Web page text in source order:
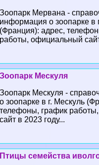
Зоопарк Мервана -
информация о зоопарке в
(Франция): адрес,
работы, официальный
Зоопарк Мескуля
Зоопарк Мескуля -
о зоопарке в г. Мескуль
телефоны, график
сайт в 2023 году...
Птицы семейства